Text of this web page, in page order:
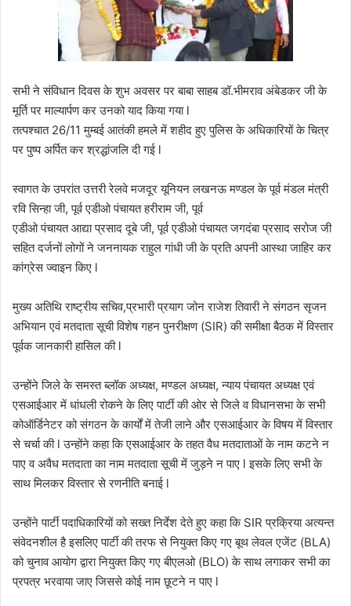
सभी ने संविधान दिवस के शुभ अवसर पर बाबा साहब डॉ.भीमराव अंबेडकर जी के
मूर्ति पर माल्यार्पण कर उनको याद किया गया l
तत्पश्चात 26/11 मुम्बई आतंकी हमले में शहीद हुए पुलिस के अधिकारियों के चित्र
पर पुष्प अर्पित कर श्रद्धांजलि दी गई l
स्वागत के उपरांत उत्तरी रेलवे मजदूर यूनियन लखनऊ मण्डल के पूर्व मंडल मंत्री
रवि सिन्हा जी, पूर्व एडीओ पंचायत हरीराम जी, पूर्व
एडीओ पंचायत आद्या प्रसाद दूबे जी, पूर्व एडीओ पंचायत जगदंबा प्रसाद सरोज जी
सहित दर्जनों लोगों ने जननायक राहुल गांधी जी के प्रति अपनी आस्था जाहिर कर
कांग्रेस ज्वाइन किए l
मुख्य अतिथि राष्ट्रीय सचिव,प्रभारी प्रयाग जोन राजेश तिवारी ने संगठन सृजन
अभियान एवं मतदाता सूची विशेष गहन पुनरीक्षण (SIR) की समीक्षा बैठक में विस्तार
पूर्वक जानकारी हासिल की l
उन्होंने जिले के समस्त ब्लॉक अध्यक्ष, मण्डल अध्यक्ष, न्याय पंचायत अध्यक्ष एवं
एसआईआर में धांधली रोकने के लिए पार्टी की ओर से जिले व विधानसभा के सभी
कोऑर्डिनेटर को संगठन के कार्यों में तेजी लाने और एसआईआर के विषय में विस्तार
से चर्चा की l उन्होंने कहा कि एसआईआर के तहत वैध मतदाताओं के नाम कटने न
पाए व अवैध मतदाता का नाम मतदाता सूची में जुड़ने न पाए l इसके लिए सभी के
साथ मिलकर विस्तार से रणनीति बनाई l
उन्होंने पार्टी पदाधिकारियों को सख्त निर्देश देते हुए कहा कि SIR प्रक्रिया अत्यन्त
संवेदनशील है इसलिए पार्टी की तरफ से नियुक्त किए गए बूथ लेवल एजेंट (BLA)
को चुनाव आयोग द्वारा नियुक्त किए गए बीएलओ (BLO) के साथ लगाकर सभी का
प्रपत्र भरवाया जाए जिससे कोई नाम छूटने न पाए l